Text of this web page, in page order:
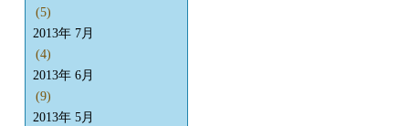
(5)
2013年 7月
(4)
2013年 6月
(9)
2013年 5月